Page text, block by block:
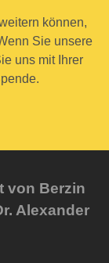
können,
Sie unsere
uns mit Ihrer
von Berzin
Alexander